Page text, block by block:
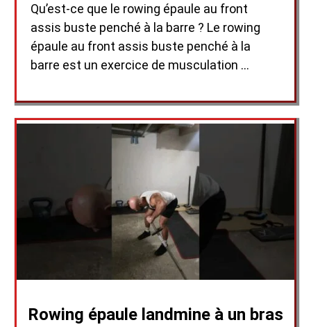
Qu’est-ce que le rowing épaule au front
assis buste penché à la barre ? Le rowing
épaule au front assis buste penché à la
barre est un exercice de musculation …
Rowing épaule landmine à un bras